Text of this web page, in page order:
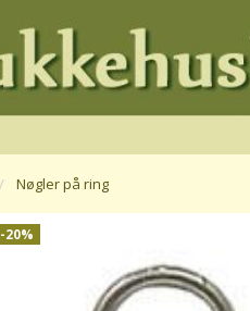
Nøgler på ring
-20%